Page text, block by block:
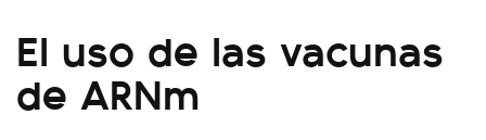
El uso de las vacunas
de ARNm